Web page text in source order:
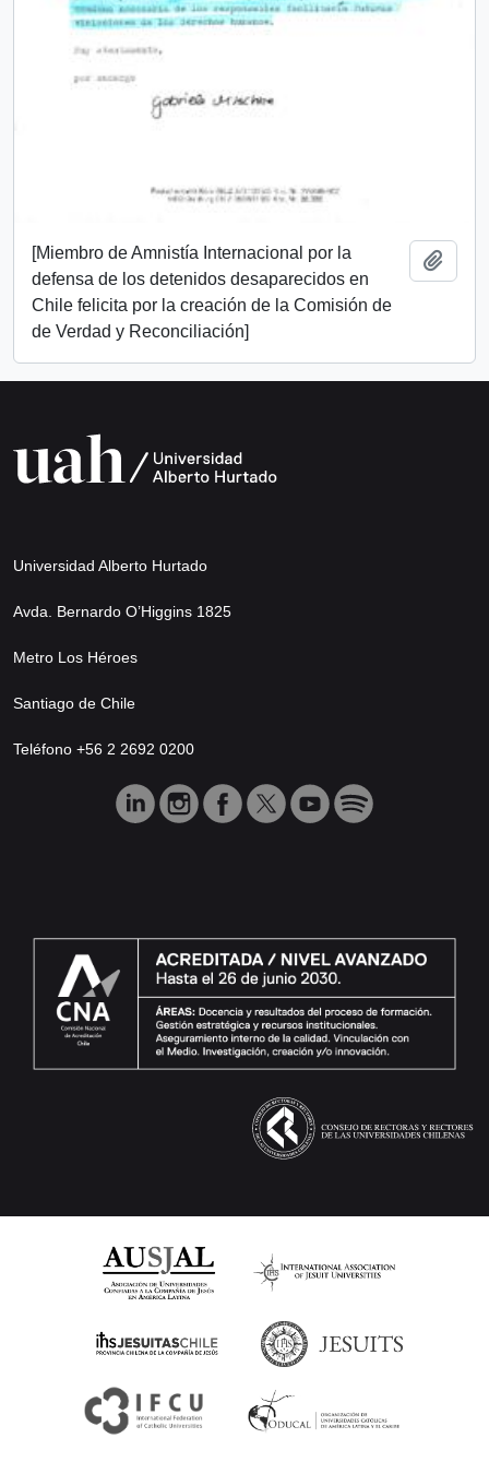
[Miembro de Amnistía Internacional por la
defensa de los detenidos desaparecidos en
Chile felicita por la creación de la Comisión de
de Verdad y Reconciliación]
Universidad Alberto Hurtado
Avda. Bernardo O’Higgins 1825
Metro Los Héroes
Santiago de Chile
Teléfono +56 2 2692 0200